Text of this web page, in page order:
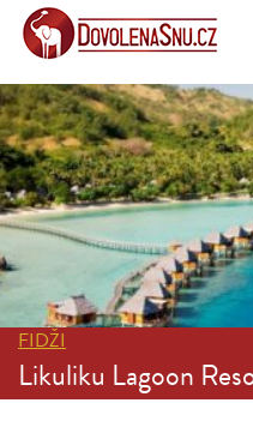
FIDŽI
Likuliku Lagoon